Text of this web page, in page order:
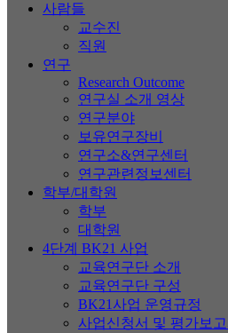
사람들
교수진
직원
연구
Research Outcome
연구실 소개 영상
연구분야
보유연구장비
연구소&연구센터
연구관련정보센터
학부/대학원
학부
대학원
4단계 BK21 사업
교육연구단 소개
교육연구단 구성
BK21사업 운영규정
사업신청서 및 평가보고